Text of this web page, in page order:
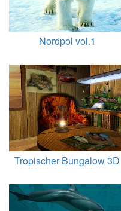
Nordpol vol.1
Tropischer Bungalow 3D